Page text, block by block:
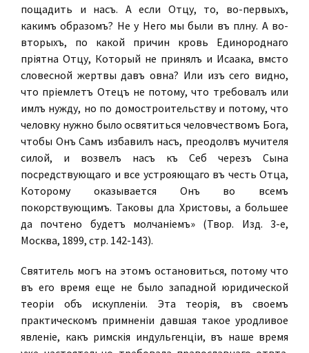
пощадить и насъ. А если Отцу, то, во-первыхъ,
какимъ образомъ? Не у Него мы были въ плѣну. А во-
вторыхъ, по какой причинѣ кровь Единороднаго
пріятна Отцу, Который не принялъ и Исаака, вмѣсто
словесной жертвы давъ овна? Или изъ сего видно,
что пріемлетъ Отецъ не потому, что требовалъ или
имѣлъ нужду, но по домостроительству и потому, что
человѣку нужно было освятиться человѣчествомъ Бога,
чтобы Онъ Самъ избавилъ насъ, преодолѣвъ мучителя
силой, и возвелъ насъ къ Себѣ черезъ Сына
посредствующаго и все устрояющаго въ честь Отца,
Которому оказывается Онъ во всемъ
покорствующимъ. Таковы дѣла Христовы, а большее
да почтено будетъ молчаніемъ» (Твор. Изд. 3-е,
Москва, 1899, стр. 142-143).
Святитель могъ на этомъ остановиться, потому что
въ его время еще не было западной юридической
теоріи объ искупленіи. Эта теорія, въ своемъ
практическомъ примѣненіи давшая такое уродливое
явленіе, какъ римскія индульгенціи, въ наше время